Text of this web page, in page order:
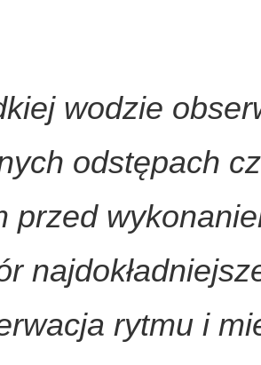
wodzie
odstępach
przed
rytmu i